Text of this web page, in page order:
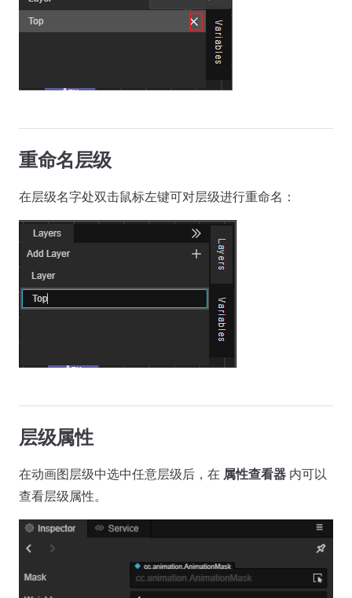
重命名层级
在层级名字处双击鼠标左键可对层级进行重命名：
层级属性
在动画图层级中选中任意层级后，在 属性查看器 内可以
查看层级属性。